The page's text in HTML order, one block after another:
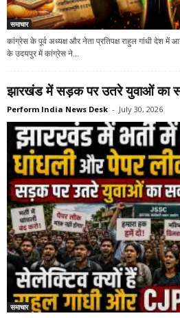
समाचार
कांग्रेस के पूर्व अध्यक्ष और नेता प्रतिपक्ष राहुल गांधी देश
के उदयपुर में कांग्रेस ने...
झारखंड में सड़क पर उतरे युवाओं का
Perform India News Desk - July 30, 2026
समाचार